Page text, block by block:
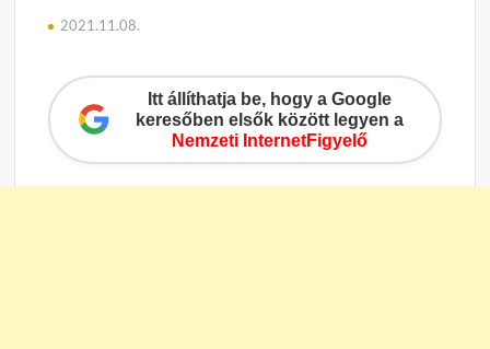
2021.11.08.
Itt állíthatja be, hogy a Google
keresőben elsők között legyen a
Nemzeti InternetFigyelő